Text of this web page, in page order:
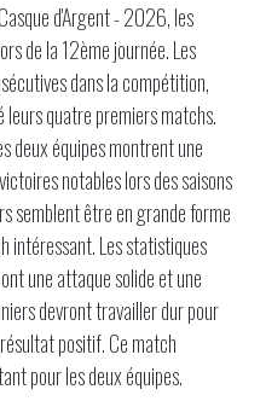
d'Argent - 2026, les
de la 12ème journée. Les
dans la compétition,
quatre premiers matchs.
deux équipes montrent une
notables lors des saisons
semblent être en grande forme
intéressant. Les statistiques
une attaque solide et une
devront travailler dur pour
positif. Ce match
pour les deux équipes.